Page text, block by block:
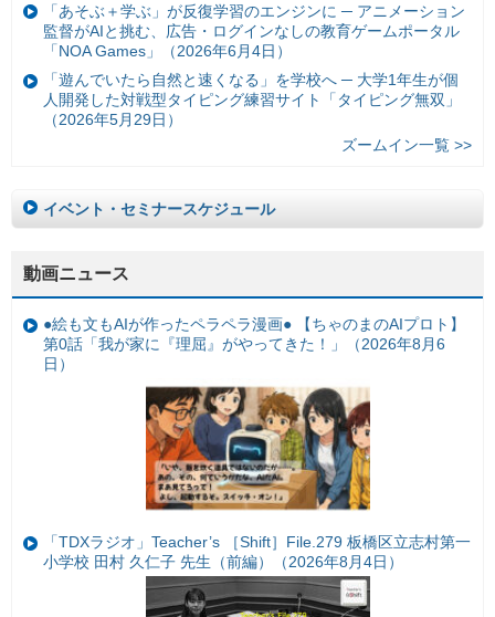
「あそぶ＋学ぶ」が反復学習のエンジンに ─ アニメーション
監督がAIと挑む、広告・ログインなしの教育ゲームポータル
「NOA Games」（2026年6月4日）
「遊んでいたら自然と速くなる」を学校へ ─ 大学1年生が個
人開発した対戦型タイピング練習サイト「タイピング無双」
（2026年5月29日）
ズームイン一覧 >>
イベント・セミナースケジュール
動画ニュース
●絵も文もAIが作ったペラペラ漫画● 【ちゃのまのAIプロト】
第0話「我が家に『理屈』がやってきた！」（2026年8月6
日）
「TDXラジオ」Teacher’s ［Shift］File.279 板橋区立志村第一
小学校 田村 久仁子 先生（前編）（2026年8月4日）